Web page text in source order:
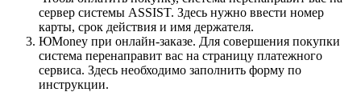
сервер системы ASSIST. Здесь нужно ввести номер
карты, срок действия и имя держателя.
ЮMoney при онлайн-заказе. Для совершения покупки
система перенаправит вас на страницу платежного
сервиса. Здесь необходимо заполнить форму по
инструкции.